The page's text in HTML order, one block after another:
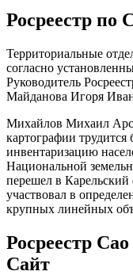
Росреестр по
Территориальные
согласно
Руководитель
Майданова Игоря
Михайлов Михаил
картографии
инвентаризацию
Национальной
перешел в Карельский
участвовал в
крупных линейных
Росреестр
Сайт